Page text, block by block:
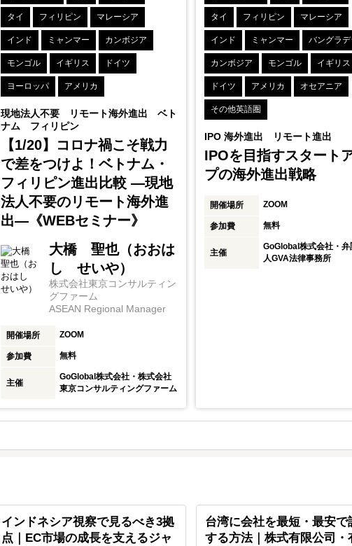
タイ フィリピン マレーシア
インド ミャンマー カンボジア
モンゴル イギリス ドイツ
ヨーロッパ アメリカ
現地法人不要 リモート海外進出 ベト
ナム フィリピン
【1/20】コロナ禍こそ戦力
で差をつけよ！ベトナム・
フィリピン進出比較 ―現地
法人不要のリモート海外進
出―《WEBセミナー》
大橋 聖也（おおは
し せいや）
株式会社東京コンサルティン
グファーム
ASEAN Regional Manager
開催場所 ZOOM
参加費 無料
主催
GoGlobal株式会社・株式会社
東京コンサルティングファーム
タイ フィリピン マレーシア
インド ミャンマー バングラ
カンボジア モンゴル イギリス
ドイツ アメリカ オセアニア
その他英語圏
IPO 海外進出 リモート進出
IPOを目指すスタート
プの海外進出戦略
開催場所 ZOOM
参加費 無料
主催
GoGlobal株式会社・弁
人GVA法律事務所
インドネシア視察で見るべき3拠
点｜EC市場の成長を支えるジャ
台湾に会社を最短・最安で
する方法｜株式有限公司・